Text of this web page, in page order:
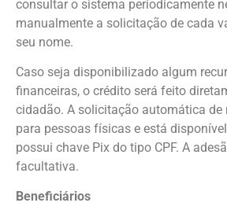
consultar o sistema periodicamente
manualmente a solicitação de cada
seu nome.
Caso seja disponibilizado algum
financeiras, o crédito será feito
cidadão. A solicitação automática de
para pessoas físicas e está
possui chave Pix do tipo CPF. A
facultativa.
Beneficiários